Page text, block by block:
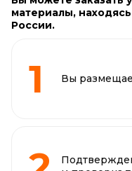
материалы,
России.
Вы